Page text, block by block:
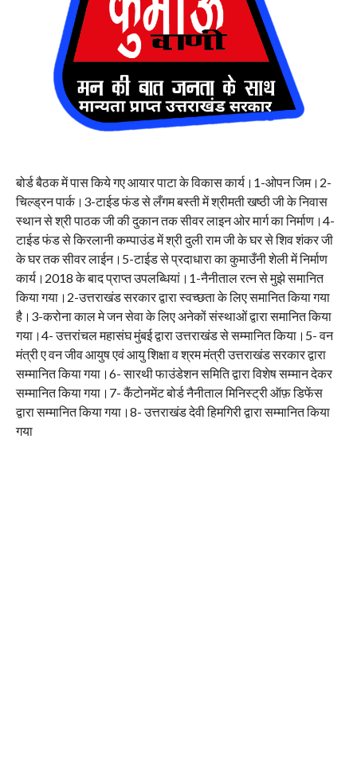
बोर्ड बैठक में पास किये गए आयार पाटा के विकास कार्य।1-ओपन जिम।2-
चिल्ड्रन पार्क।3-टाईड फंड से लँगम बस्ती में श्रीमती खष्ठी जी के निवास
स्थान से श्री पाठक जी की दुकान तक सीवर लाइन ओर मार्ग का निर्माण।4-
टाईड फंड से किरलानी कम्पाउंड में श्री दुली राम जी के घर से शिव शंकर जी
के घर तक सीवर लाईन।5-टाईड से प्रदाधारा का कुमाउँनी शेली में निर्माण
कार्य।2018 के बाद प्राप्त उपलब्धियां।1-नैनीताल रत्न से मुझे समानित
किया गया।2-उत्तराखंड सरकार द्वारा स्वच्छता के लिए समानित किया गया
है।3-करोना काल मे जन सेवा के लिए अनेकों संस्थाओं द्वारा समानित किया
गया।4- उत्तरांचल महासंघ मुंबई द्वारा उत्तराखंड से सम्मानित किया।5- वन
मंत्री ए वन जीव आयुष एवं आयु शिक्षा व श्रम मंत्री उत्तराखंड सरकार द्वारा
सम्मानित किया गया।6- सारथी फाउंडेशन समिति द्वारा विशेष सम्मान देकर
सम्मानित किया गया।7- कैंटोनमेंट बोर्ड नैनीताल मिनिस्ट्री ऑफ़ डिफेंस
द्वारा सम्मानित किया गया।8- उत्तराखंड देवी हिमगिरी द्वारा सम्मानित किया
गया